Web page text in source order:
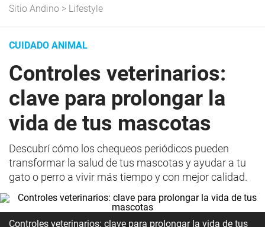
Sitio Andino > Lifestyle
CUIDADO ANIMAL
Controles veterinarios:
clave para prolongar la
vida de tus mascotas
Descubrí cómo los chequeos periódicos pueden
transformar la salud de tus mascotas y ayudar a tu
gato o perro a vivir más tiempo y con mejor calidad.
Controles veterinarios: clave para prolongar la vida de tus